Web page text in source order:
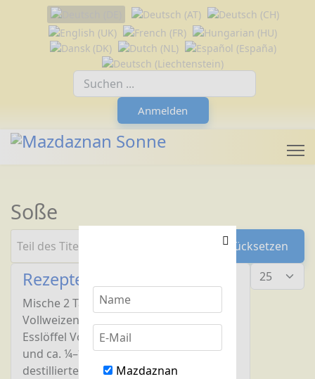
Mazdaznan
Sprache auswählen
Anmelden
Soße
Zurücksetzen
Anzeige #
Rezepte mit Erdnüssen
Mische 2 Tassen frisch gemahlenes
Vollweizenmehl, 1 Teelöffel Salz, 2
Esslöffel Vollrohrzucker, 2 Esslöffel Öl
und ca. ¼–½ Liter sehr kaltes, möglichst
destilliertes Wasser. Schlage den Teig 5